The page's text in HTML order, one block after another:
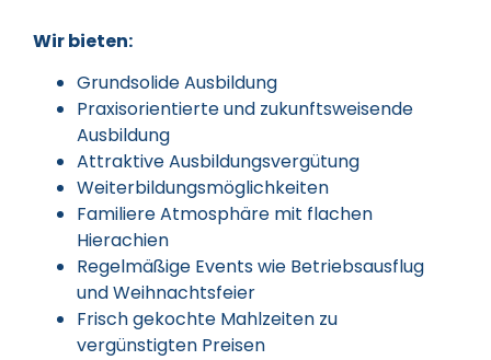
Wir bieten:
Grundsolide Ausbildung
Praxisorientierte und zukunftsweisende
Ausbildung
Attraktive Ausbildungsvergütung
Weiterbildungsmöglichkeiten
Familiere Atmosphäre mit flachen
Hierachien
Regelmäßige Events wie Betriebsausflug
und Weihnachtsfeier
Frisch gekochte Mahlzeiten zu
vergünstigten Preisen